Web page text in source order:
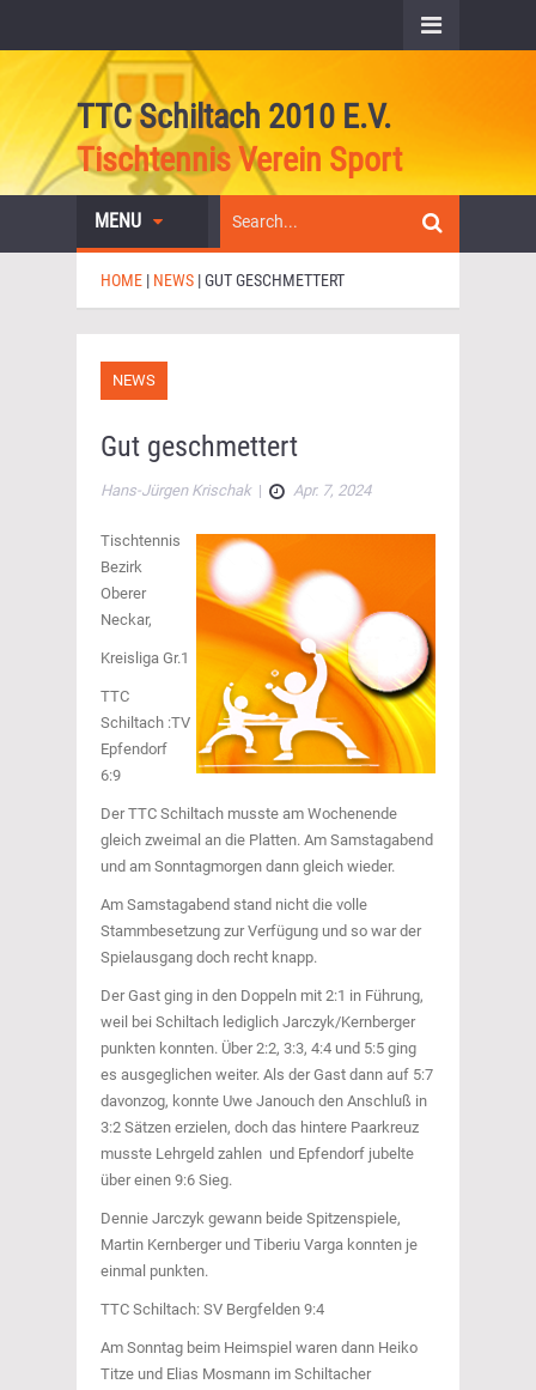
TTC Schiltach 2010 E.V.
Tischtennis Verein Sport
MENU
HOME | NEWS |GUT GESCHMETTERT
NEWS
Gut geschmettert
Hans-Jürgen Krischak| Apr. 7, 2024
Tischtennis
Bezirk
Oberer
Neckar,
Kreisliga Gr.1
TTC
Schiltach :TV
Epfendorf
6:9
Der TTC Schiltach musste am Wochenende
gleich zweimal an die Platten. Am Samstagabend
und am Sonntagmorgen dann gleich wieder.
Am Samstagabend stand nicht die volle
Stammbesetzung zur Verfügung und so war der
Spielausgang doch recht knapp.
Der Gast ging in den Doppeln mit 2:1 in Führung,
weil bei Schiltach lediglich Jarczyk/Kernberger
punkten konnten. Über 2:2, 3:3, 4:4 und 5:5 ging
es ausgeglichen weiter. Als der Gast dann auf 5:7
davonzog, konnte Uwe Janouch den Anschluß in
3:2 Sätzen erzielen, doch das hintere Paarkreuz
musste Lehrgeld zahlen und Epfendorf jubelte
über einen 9:6 Sieg.
Dennie Jarczyk gewann beide Spitzenspiele,
Martin Kernberger und Tiberiu Varga konnten je
einmal punkten.
TTC Schiltach: SV Bergfelden 9:4
Am Sonntag beim Heimspiel waren dann Heiko
Titze und Elias Mosmann im Schiltacher